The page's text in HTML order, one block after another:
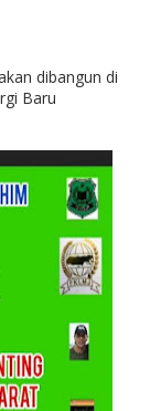
dibangun di
Baru